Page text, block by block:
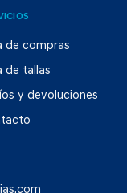
de compras
de tallas
y devoluciones